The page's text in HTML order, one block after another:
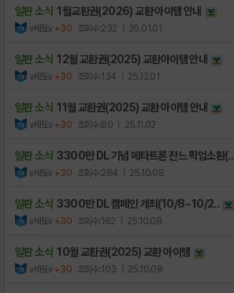
일판 소식 1월교환권(2026) 교환 아이템 안내
v세토v +30 조회수:232 | 26.01.01
일판 소식 12월 교환권(2025) 교환아이템 안내
v세토v +30 조회수:134 | 25.12.01
일판 소식 11월 교환권(2025) 교환 아이템 안내
v세토v +30 조회수:80 | 25.11.02
일판 소식 3300만 DL 기념 메타트론 잔느 픽업소환(..
v세토v +30 조회수:284 | 25.10.08
일판 소식 3300만 DL 캠페인 개최(10/8~10/2..
v세토v +30 조회수:162 | 25.10.08
일판 소식 10월 교환권(2025) 교환 아이템
v세토v +30 조회수:103 | 25.10.08